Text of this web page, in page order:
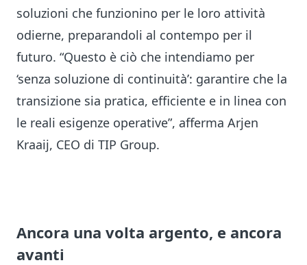
soluzioni che funzionino per le loro attività
odierne, preparandoli al contempo per il
futuro. “Questo è ciò che intendiamo per
‘senza soluzione di continuità’: garantire che la
transizione sia pratica, efficiente e in linea con
le reali esigenze operative”, afferma Arjen
Kraaij, CEO di TIP Group.
Ancora una volta argento, e ancora
avanti